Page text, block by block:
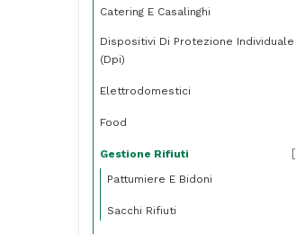
Catering E Casalinghi
Dispositivi Di Protezione Individuale
(dpi)
Elettrodomestici
Food
Gestione Rifiuti
Pattumiere E Bidoni
Sacchi Rifiuti
[